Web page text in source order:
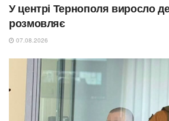
У центрі Тернополя виросло
розмовляє
07.08.2026